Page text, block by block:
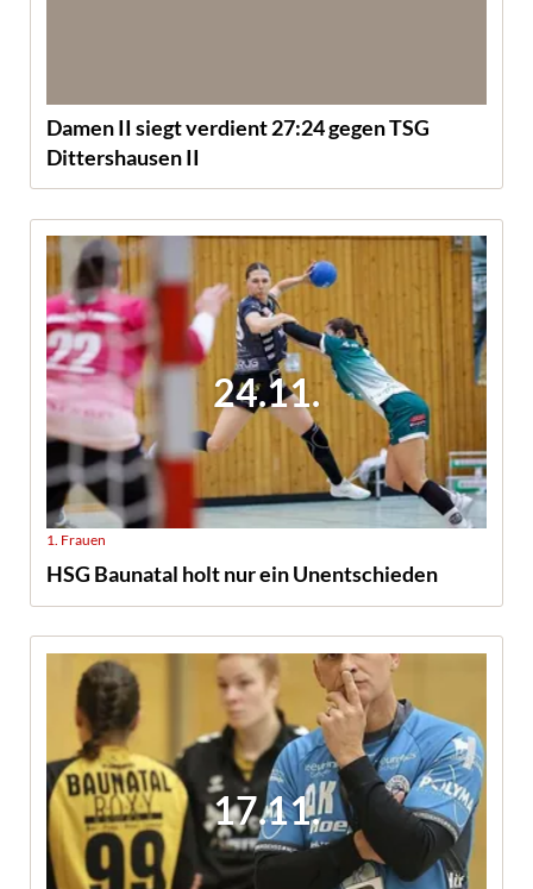
Damen II siegt verdient 27:24 gegen TSG
Dittershausen II
24.11.
1. Frauen
HSG Baunatal holt nur ein Unentschieden
17.11.